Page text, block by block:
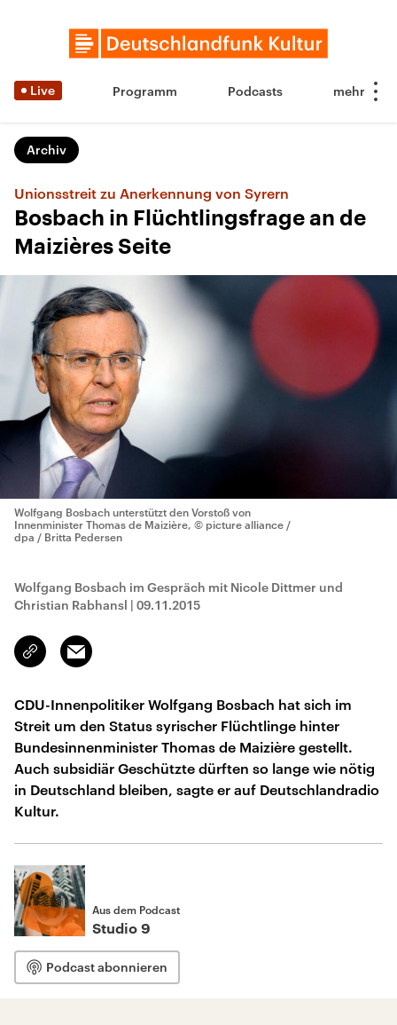
Live Programm Podcasts
Archiv
Unionsstreit zu Anerkennung von Syrern
Bosbach in Flüchtlingsfrage an de
Maizières Seite
Wolfgang Bosbach unterstützt den Vorstoß von
Innenminister Thomas de Maizière, © picture alliance /
dpa / Britta Pedersen
Wolfgang Bosbach im Gespräch mit Nicole Dittmer und
Christian Rabhansl | 09.11.2015
Link
kopieren/teilen
Email
CDU-Innenpolitiker Wolfgang Bosbach hat sich im
Streit um den Status syrischer Flüchtlinge hinter
Bundesinnenminister Thomas de Maizière gestellt.
Auch subsidiär Geschützte dürften so lange wie nötig
in Deutschland bleiben, sagte er auf Deutschlandradio
Kultur.
Aus dem Podcast
Studio 9
Podcast abonnieren